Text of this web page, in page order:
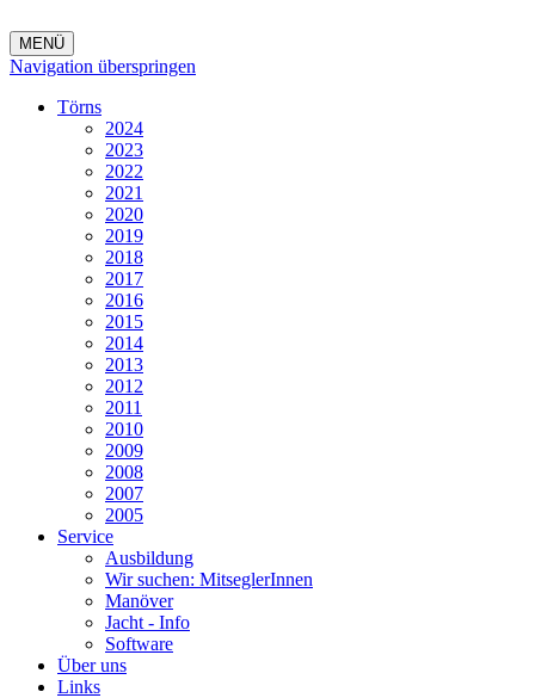
MENÜ
Navigation überspringen
Törns
2024
2023
2022
2021
2020
2019
2018
2017
2016
2015
2014
2013
2012
2011
2010
2009
2008
2007
2005
Service
Ausbildung
Wir suchen: MitseglerInnen
Manöver
Jacht - Info
Software
Über uns
Links